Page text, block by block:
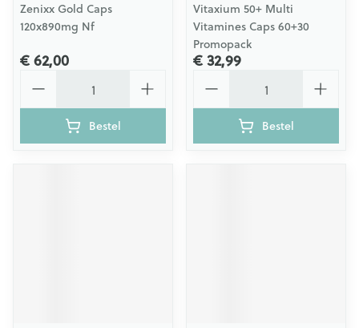
Zenixx Gold Caps
120x890mg Nf
€ 62,00
Bestel
Vitaxium 50+ Multi
Vitamines Caps 60+30
Promopack
€ 32,99
Bestel